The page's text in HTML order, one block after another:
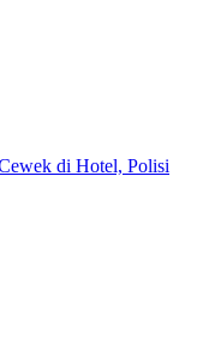
di Hotel, Polisi